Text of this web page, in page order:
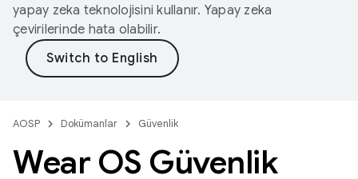
yapay zeka teknolojisini kullanır. Yapay zeka
çevirilerinde hata olabilir.
AOSP Dokümanlar Güvenlik
Wear OS Güvenlik